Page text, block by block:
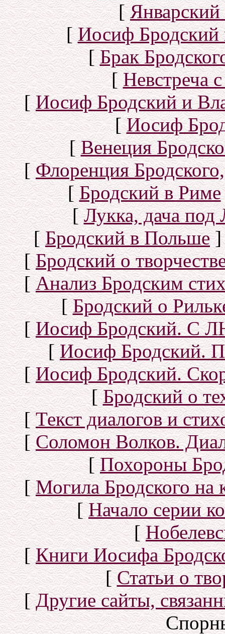
[Январский
[Иосиф Бродский
[Брак
[Невстреча
[Иосиф Бродский и
[Иосиф
[Венеция
[Флоренция
[Бродский в Риме
[Лукка, дача под
[Бродский в Польше]
[Бродский о
[Анализ Бродским
[Бродский о
[Иосиф Бродский. С
[Иосиф Бродский.
[Иосиф Бродский.
[Бродский о
[Текст диалогов и
[Соломон Волков.
[Похороны
[Могила Бродского
[Начало серии
[
[Книги Иосифа
[Статьи о
[Другие сайты,